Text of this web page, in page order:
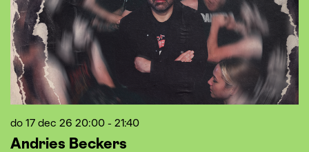
Andries Beckers
do 17 dec 26 20:00 - 21:40